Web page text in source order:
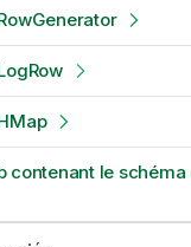
contenant le schéma